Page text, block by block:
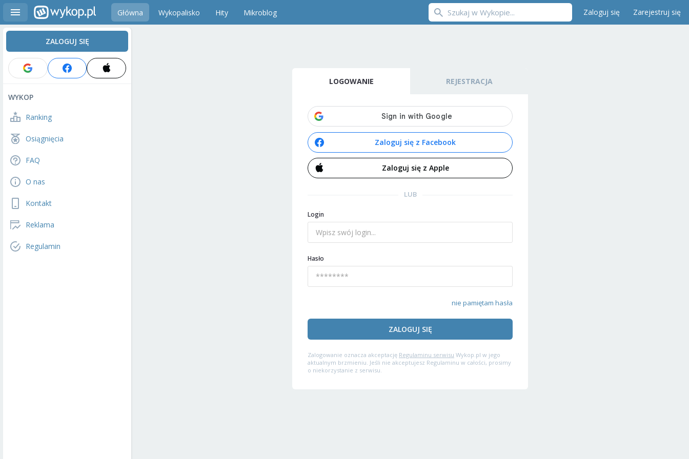
Główna Wykopalisko Hity Mikroblog Zaloguj się Zarejestruj się
ZALOGUJ SIĘ
WYKOP
Ranking
Osiągnięcia
FAQ
O nas
Kontakt
Reklama
Regulamin
LOGOWANIE REJESTRACJA
Zaloguj się z Facebook
Zaloguj się z Apple
LUB
Login
Hasło
nie pamiętam hasła
ZALOGUJ SIĘ
Zalogowanie oznacza akceptację Regulaminu serwisu Wykop.pl w jego
aktualnym brzmieniu. Jeśli nie akceptujesz Regulaminu w całości, prosimy
o niekorzystanie z serwisu.